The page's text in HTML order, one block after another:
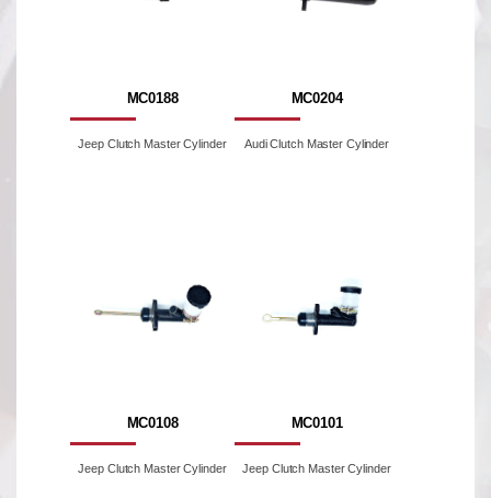
MC0188
Jeep Clutch Master Cylinder
MC0204
Audi Clutch Master Cylinder
MC0108
Jeep Clutch Master Cylinder
MC0101
Jeep Clutch Master Cylinder